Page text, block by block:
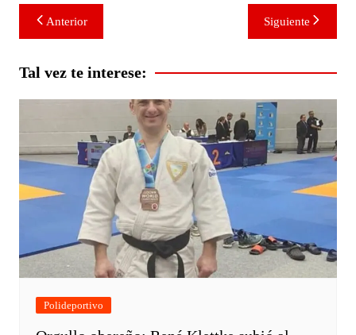
Navegación
de
entradas
Anterior Siguiente
Tal vez te interese:
Polideportivo